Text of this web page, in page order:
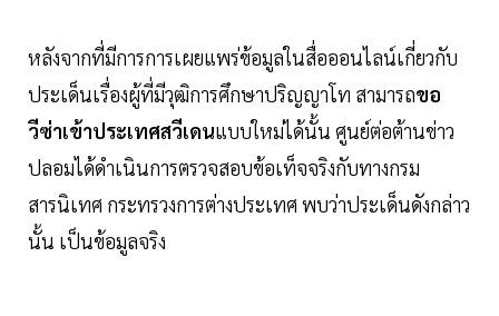
หลังจากที่มีการการเผยแพร่ข้อมูลในสื่อออนไลน์เกี่ยวกับ
ประเด็นเรื่องผู้ที่มีวุฒิการศึกษาปริญญาโท สามารถขอ
วีซ่าเข้าประเทศสวีเดนแบบใหม่ได้นั้น ศูนย์ต่อต้านข่าว
ปลอมได้ดำเนินการตรวจสอบข้อเท็จจริงกับทางกรม
สารนิเทศ กระทรวงการต่างประเทศ พบว่าประเด็นดังกล่าว
นั้น เป็นข้อมูลจริง